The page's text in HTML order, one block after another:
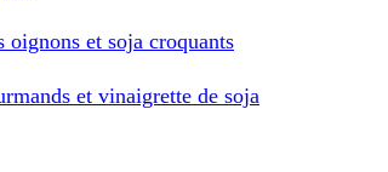
oignons et soja croquants
et vinaigrette de soja